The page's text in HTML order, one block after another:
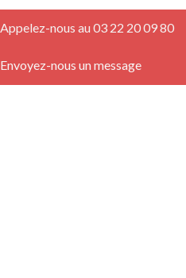
Appelez-nous au 03 22 20 09 80
Envoyez-nous un message